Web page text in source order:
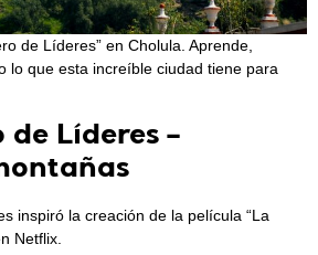
de Líderes” en Cholula. Aprende,
lo que esta increíble ciudad tiene para
de Líderes –
inspiró la creación de la película “La
Netflix.